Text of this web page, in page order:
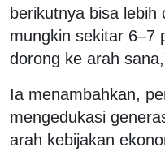
berikutnya bisa lebih
mungkin sekitar 6–7
dorong ke arah
Ia menambahkan,
mengedukasi
arah kebijakan